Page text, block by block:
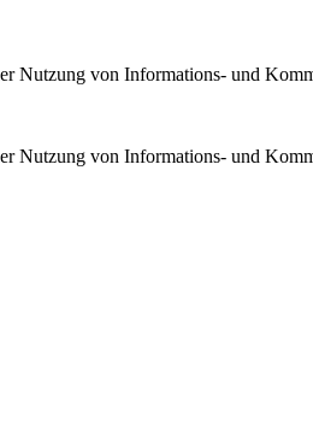
Nutzung von Informations- und
Nutzung von Informations- und